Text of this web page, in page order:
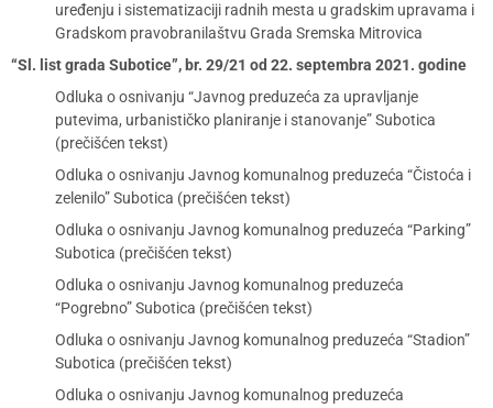
uređenju i sistematizaciji radnih mesta u gradskim upravama i
Gradskom pravobranilaštvu Grada Sremska Mitrovica
“Sl. list grada Subotice”, br. 29/21 od 22. septembra 2021. godine
Odluka o osnivanju “Javnog preduzeća za upravljanje
putevima, urbanističko planiranje i stanovanje” Subotica
(prečišćen tekst)
Odluka o osnivanju Javnog komunalnog preduzeća “Čistoća i
zelenilo” Subotica (prečišćen tekst)
Odluka o osnivanju Javnog komunalnog preduzeća “Parking”
Subotica (prečišćen tekst)
Odluka o osnivanju Javnog komunalnog preduzeća
“Pogrebno” Subotica (prečišćen tekst)
Odluka o osnivanju Javnog komunalnog preduzeća “Stadion”
Subotica (prečišćen tekst)
Odluka o osnivanju Javnog komunalnog preduzeća